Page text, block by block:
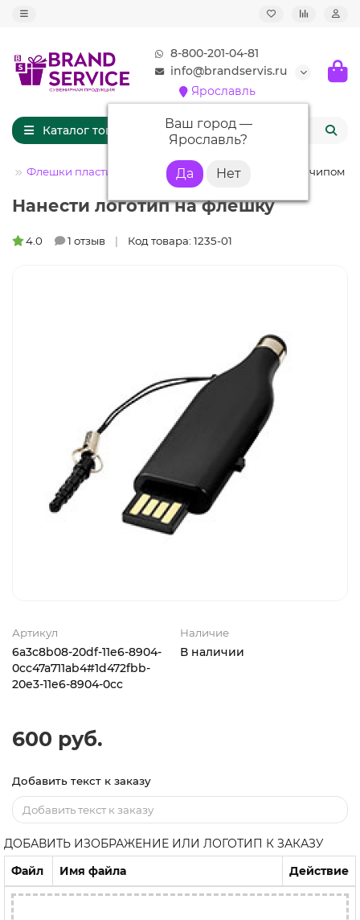
8-800-201-04-81
info@brandservis.ru
Ярославль
Ваш город —
Ярославль?
Каталог товаров
Флешки пластиковые Флешка PL002 (черный) с чипом 4
Нанести логотип на флешку
4.0 1 отзыв Код товара: 1235-01
Артикул
6a3c8b08-20df-11e6-8904-
0cc47a711ab4#1d472fbb-
20e3-11e6-8904-0cc
Наличие
В наличии
600 руб.
Добавить текст к заказу
ДОБАВИТЬ ИЗОБРАЖЕНИЕ ИЛИ ЛОГОТИП К ЗАКАЗУ
Файл
Имя файла Действие